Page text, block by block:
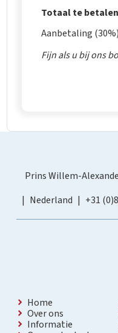
Totaal te betalen
Aanbetaling (30%)
Fijn als u bij ons
Prins Willem-
Nederland
+31
Home
Over ons
Informatie